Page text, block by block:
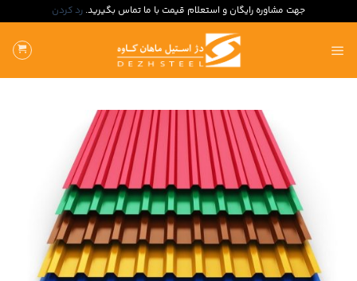
جهت مشاوره رایگان و استعلام قیمت با ما تماس بگیرید. رد کردن
محتوا
بروید